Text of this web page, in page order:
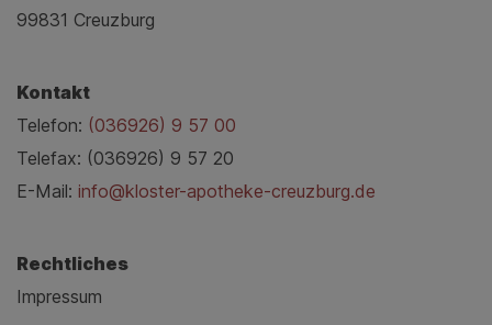
99831 Creuzburg
Kontakt
Telefon: (036926) 9 57 00
Telefax: (036926) 9 57 20
E-Mail: info@kloster-apotheke-creuzburg.de
Rechtliches
Impressum